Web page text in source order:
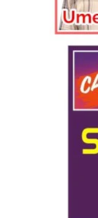
के साथ गणतंत्र दिवस